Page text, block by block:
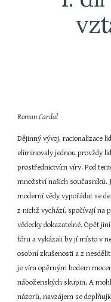
Roman Cardal
Dějinný vývoj, racionalizace
eliminovaly jednou provždy
prostřednictvím víry. Pod
množství našich současníků.
moderní vědy vypořádat se
z nichž vychází, spočívají na
vědecky dokazatelné. Opět
fóru a vykázali by jí místo v
osobní zkušenosti a z
je víra opěrným bodem
náboženských skupin. A
názorů, navzájem se